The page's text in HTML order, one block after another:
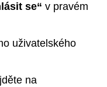
se“ v pravém
uživatelského
na